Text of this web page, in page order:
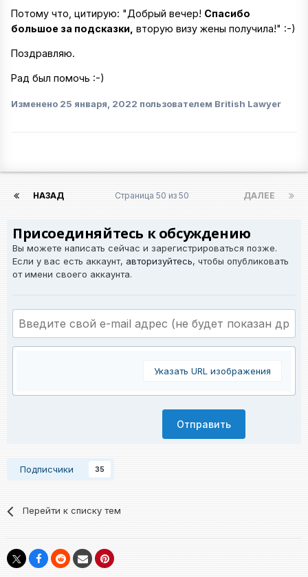
Потому что, цитирую: "Добрый вечер! Спасибо
большое за подсказки, вторую визу жены получила!" :-)
Поздравляю.
Рад был помочь :-)
Изменено 25 января, 2022 пользователем British Lawyer
НАЗАД ДАЛЕЕ
Страница 50 из 50
Присоединяйтесь к обсуждению
Вы можете написать сейчас и зарегистрироваться позже.
Если у вас есть аккаунт, авторизуйтесь, чтобы опубликовать
от имени своего аккаунта.
Указать URL изображения
Отправить
Подписчики 35
Перейти к списку тем